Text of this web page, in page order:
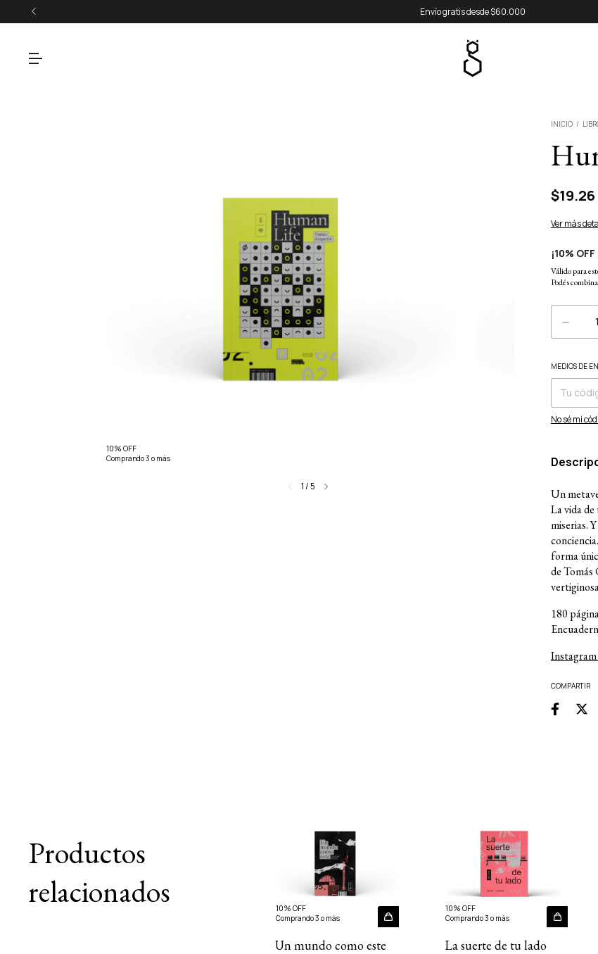
Envío gratis desde $60.000
10% OFF
Comprando 3 o más
1/ 5
INICIO /
$19.26
Ver más
¡10%
Válido para
Podés
Entregas
MEDIOS DE
No sé mi
Un
La vida de
miserias.
forma
de Tomás
180
COMPARTIR
Productos
relacionados
10% OFF
Comprando 3 o más
Un mundo como este
10% OFF
Comprando 3 o más
La suerte de tu lado